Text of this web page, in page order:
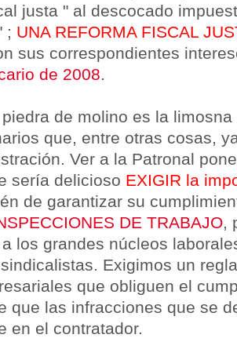
justa " al descocado
; UNA REFORMA FISCAL
sus correspondientes
de 2008.
de molino es la
que, entre otras cosas,
Ver a la Patronal
sería delicioso EXIGIR la
de garantizar su
DE TRABAJO,
los grandes núcleos
Exigimos un
que obliguen el
que las infracciones que se
en el contratador.